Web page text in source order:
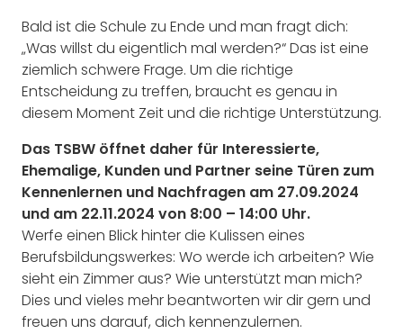
Bald ist die Schule zu Ende und man fragt dich:
„Was willst du eigentlich mal werden?“ Das ist eine
ziemlich schwere Frage. Um die richtige
Entscheidung zu treffen, braucht es genau in
diesem Moment Zeit und die richtige Unterstützung.
Das TSBW öffnet daher für Interessierte,
Ehemalige, Kunden und Partner seine Türen zum
Kennenlernen und Nachfragen am 27.09.2024
und am 22.11.2024 von 8:00 – 14:00 Uhr.
Werfe einen Blick hinter die Kulissen eines
Berufsbildungswerkes: Wo werde ich arbeiten? Wie
sieht ein Zimmer aus? Wie unterstützt man mich?
Dies und vieles mehr beantworten wir dir gern und
freuen uns darauf, dich kennenzulernen.